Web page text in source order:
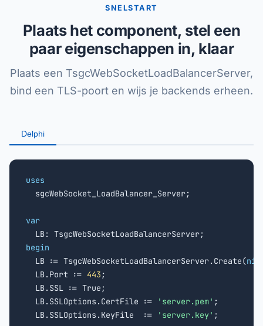
SNELSTART
Plaats het component, stel een
paar eigenschappen in, klaar
Plaats een TsgcWebSocketLoadBalancerServer,
bind een TLS-poort en wijs je backends erheen.
Delphi
uses
sgcWebSocket_LoadBalancer_Server;
var
begin
LB := TsgcWebSocketLoadBalancerServer.Create(nil
  LB.Port :=
443 ;
  LB.SSL := True;
  LB.SSLOptions.CertFile :=
'server.pem' ;
  LB.SSLOptions.KeyFile  :=
'server.key' ;